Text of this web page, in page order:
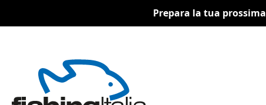
Prepara la tua
navigazione
contenuto